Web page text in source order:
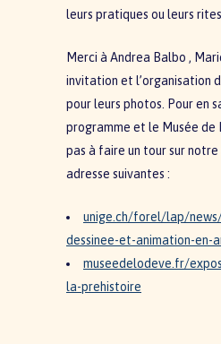
leurs pratiques ou leurs
Merci à Andrea Balbo ,
invitation et l’organisation
pour leurs photos. Pour en
programme et le Musée de
pas à faire un tour sur
adresse suivantes :
unige.ch/forel/lap/
dessinee-et-animation-en-
museedelodeve.fr/
la-prehistoire